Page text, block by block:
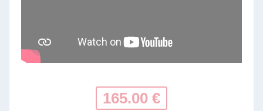
165.00 €